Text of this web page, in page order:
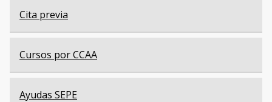
Cita previa
Cursos por CCAA
Ayudas SEPE